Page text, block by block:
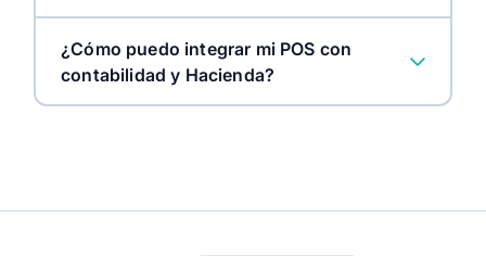
¿Cómo puedo integrar mi POS con
contabilidad y Hacienda?